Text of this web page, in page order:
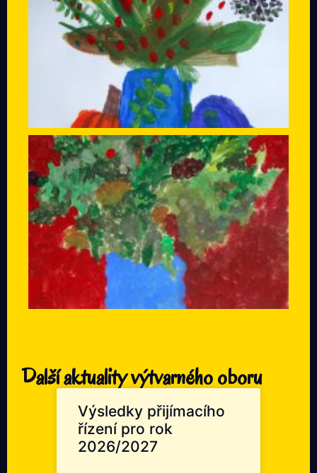
Další aktuality výtvarného oboru
Výsledky přijímacího
řízení pro rok
2026/2027